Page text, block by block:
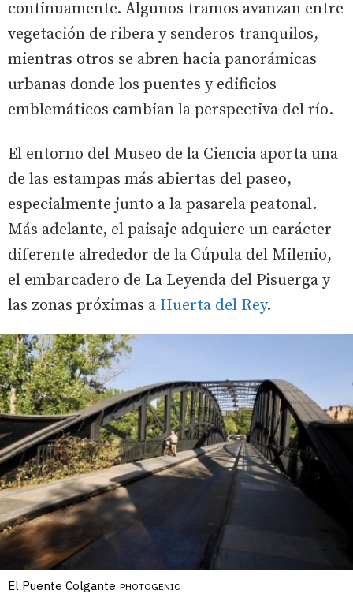
continuamente. Algunos tramos avanzan entre
vegetación de ribera y senderos tranquilos,
mientras otros se abren hacia panorámicas
urbanas donde los puentes y edificios
emblemáticos cambian la perspectiva del río.
El entorno del Museo de la Ciencia aporta una
de las estampas más abiertas del paseo,
especialmente junto a la pasarela peatonal.
Más adelante, el paisaje adquiere un carácter
diferente alrededor de la Cúpula del Milenio,
el embarcadero de La Leyenda del Pisuerga y
las zonas próximas a Huerta del Rey.
El Puente Colgante PHOTOGENIC